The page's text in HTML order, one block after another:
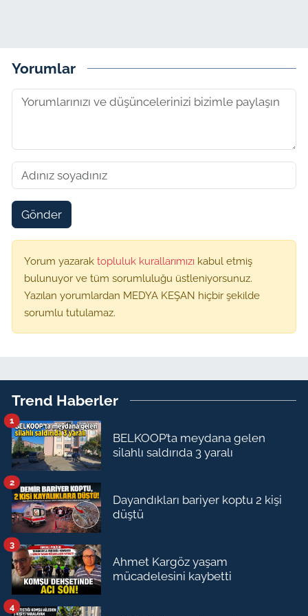
Yorumlar
Gönder
Yorum yazarak topluluk kurallarımızı kabul etmiş
bulunuyor ve tüm sorumluluğu üstleniyorsunuz.
Yazılan yorumlardan MEDYA KEŞAN hiçbir şekilde
sorumlu tutulamaz.
Trend Haberler
BELKOOP’ta meydana gelen
silahlı saldırıda 3 yaralı
1
Dayandıkları bariyer koptu 2 kişi
düştü
2
Ahmet Kargöz yaşam
mücadelesini kaybetti
3
4